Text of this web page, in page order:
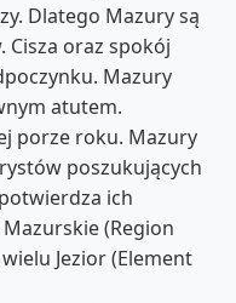
Dlatego Mazury są
oraz spokój
Mazury
atutem.
porze roku. Mazury
poszukujących
ich
(Region
Jezior (Element